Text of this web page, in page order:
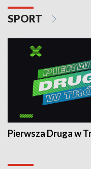
SPORT
Pierwsza Druga w